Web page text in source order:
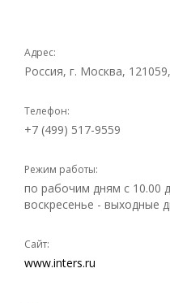
Адрес:
Россия, г. Москва,
Телефон:
+7 (499) 517-9559
Режим работы:
по рабочим дням с 10.00
воскресенье - выходные
Сайт:
www.inters.ru